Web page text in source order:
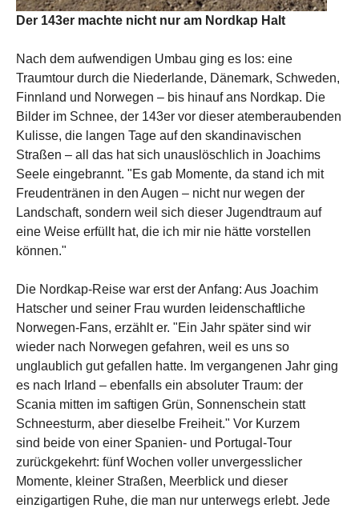
Der 143er machte nicht nur am Nordkap Halt
Nach dem aufwendigen Umbau ging es los: eine
Traumtour durch die Niederlande, Dänemark, Schweden,
Finnland und Norwegen – bis hinauf ans Nordkap. Die
Bilder im Schnee, der 143er vor dieser atemberaubenden
Kulisse, die langen Tage auf den skandinavischen
Straßen – all das hat sich unauslöschlich in Joachims
Seele eingebrannt. "Es gab Momente, da stand ich mit
Freudentränen in den Augen – nicht nur wegen der
Landschaft, sondern weil sich dieser Jugendtraum auf
eine Weise erfüllt hat, die ich mir nie hätte vorstellen
können."
Die Nordkap-Reise war erst der Anfang: Aus Joachim
Hatscher und seiner Frau wurden leidenschaftliche
Norwegen-Fans, erzählt er. "Ein Jahr später sind wir
wieder nach Norwegen gefahren, weil es uns so
unglaublich gut gefallen hatte. Im vergangenen Jahr ging
es nach Irland – ebenfalls ein absoluter Traum: der
Scania mitten im saftigen Grün, Sonnenschein statt
Schneesturm, aber dieselbe Freiheit." Vor Kurzem
sind beide von einer Spanien- und Portugal-Tour
zurückgekehrt: fünf Wochen voller unvergesslicher
Momente, kleiner Straßen, Meerblick und dieser
einzigartigen Ruhe, die man nur unterwegs erlebt. Jede